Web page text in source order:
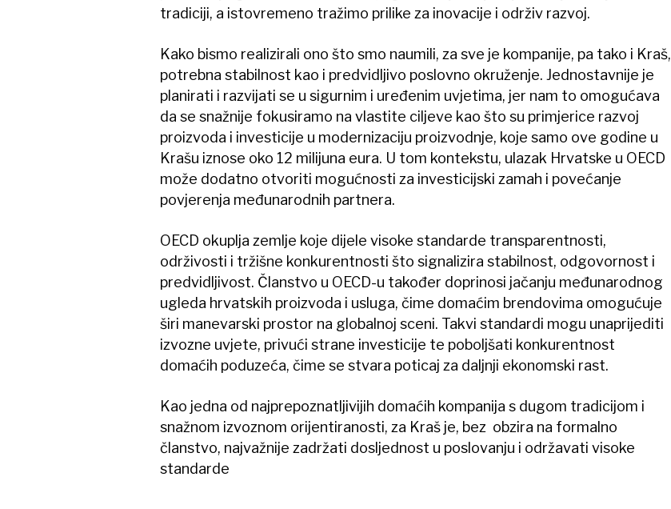
tradiciji, a istovremeno tražimo prilike za inovacije i održiv razvoj.
Kako bismo realizirali ono što smo naumili, za sve je kompanije, pa tako i Kraš,
potrebna stabilnost kao i predvidljivo poslovno okruženje. Jednostavnije je
planirati i razvijati se u sigurnim i uređenim uvjetima, jer nam to omogućava
da se snažnije fokusiramo na vlastite ciljeve kao što su primjerice razvoj
proizvoda i investicije u modernizaciju proizvodnje, koje samo ove godine u
Krašu iznose oko 12 milijuna eura. U tom kontekstu, ulazak Hrvatske u OECD
može dodatno otvoriti mogućnosti za investicijski zamah i povećanje
povjerenja međunarodnih partnera.
OECD okuplja zemlje koje dijele visoke standarde transparentnosti,
održivosti i tržišne konkurentnosti što signalizira stabilnost, odgovornost i
predvidljivost. Članstvo u OECD-u također doprinosi jačanju međunarodnog
ugleda hrvatskih proizvoda i usluga, čime domaćim brendovima omogućuje
širi manevarski prostor na globalnoj sceni. Takvi standardi mogu unaprijediti
izvozne uvjete, privući strane investicije te poboljšati konkurentnost
domaćih poduzeća, čime se stvara poticaj za daljnji ekonomski rast.
Kao jedna od najprepoznatljivijih domaćih kompanija s dugom tradicijom i
snažnom izvoznom orijentiranosti, za Kraš je, bez obzira na formalno
članstvo, najvažnije zadržati dosljednost u poslovanju i održavati visoke
standarde